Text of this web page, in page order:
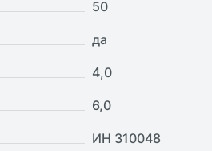
50
да
4,0
6,0
ИН 310048